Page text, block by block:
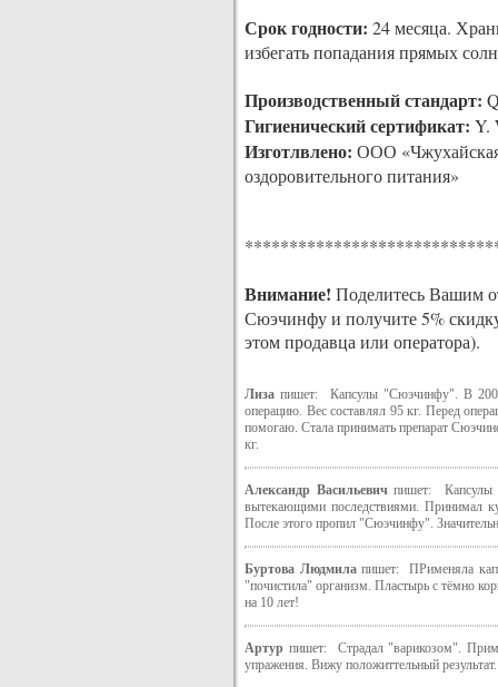
Срок годности: 24 месяца.
избегать попадания прямых
Производственный стандарт:
Гигиенический сертификат: Y.
Изготлвлено: ООО
оздоровительного питания»
Внимание! Поделитесь Вашим
Сюэчинфу и получите 5%
этом продавца или оператора).
Лиза пишет: Капсулы "Сюэчинфу". В 2002
операцию. Вес составлял 95 кг. Перед
помогаю. Стала принимать препарат
кг.
Александр Васильевичпишет: Капсулы
вытекающими последствиями. Принимал
После этого пропил "Сюэчинфу".
Буртова Людмилапишет: ПРименяла
"почистила" организм. Пластырь с тёмно
на 10 лет!
Артур пишет: Страдал "варикозом".
упражения. Вижу положиттельный